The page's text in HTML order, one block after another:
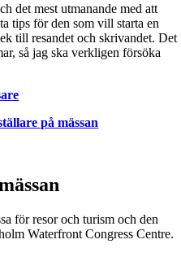
det mest utmanande med att
tips för den som vill starta en
till resandet och skrivandet. Det
så jag ska verkligen försöka
på mässan
för resor och turism och den
Waterfront Congress Centre.